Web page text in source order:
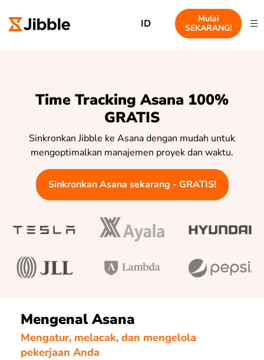
ID
Mulai
SEKARANG!
Time Tracking Asana 100%
GRATIS
Sinkronkan Jibble ke Asana dengan mudah untuk
mengoptimalkan manajemen proyek dan waktu.
Sinkronkan Asana sekarang - GRATIS!
Mengenal Asana
Mengatur, melacak, dan mengelola
pekerjaan Anda